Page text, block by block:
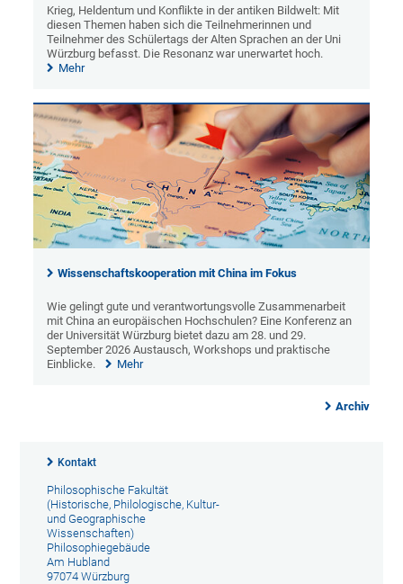
Krieg, Heldentum und Konflikte in der antiken Bildwelt: Mit
diesen Themen haben sich die Teilnehmerinnen und
Teilnehmer des Schülertags der Alten Sprachen an der Uni
Würzburg befasst. Die Resonanz war unerwartet hoch.
Mehr
Wissenschaftskooperation mit China im Fokus
Wie gelingt gute und verantwortungsvolle Zusammenarbeit
mit China an europäischen Hochschulen? Eine Konferenz an
der Universität Würzburg bietet dazu am 28. und 29.
September 2026 Austausch, Workshops und praktische
Einblicke.
Mehr
Archiv
Kontakt
Philosophische Fakultät
(Historische, Philologische, Kultur-
und Geographische
Wissenschaften)
Philosophiegebäude
Am Hubland
97074 Würzburg